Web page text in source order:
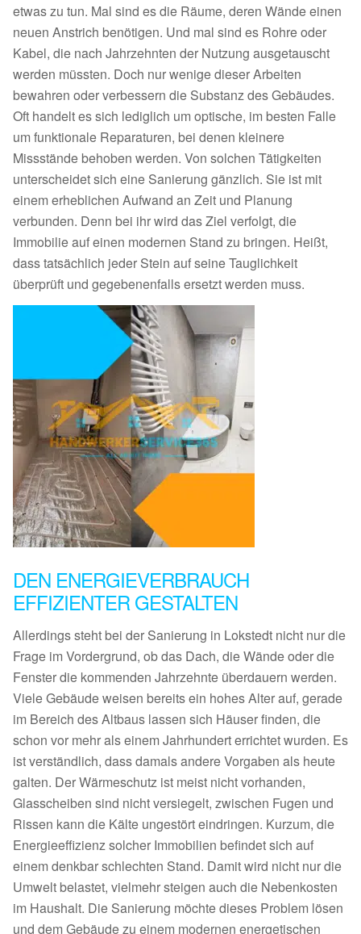
etwas zu tun. Mal sind es die Räume, deren Wände einen
neuen Anstrich benötigen. Und mal sind es Rohre oder
Kabel, die nach Jahrzehnten der Nutzung ausgetauscht
werden müssten. Doch nur wenige dieser Arbeiten
bewahren oder verbessern die Substanz des Gebäudes.
Oft handelt es sich lediglich um optische, im besten Falle
um funktionale Reparaturen, bei denen kleinere
Missstände behoben werden. Von solchen Tätigkeiten
unterscheidet sich eine Sanierung gänzlich. Sie ist mit
einem erheblichen Aufwand an Zeit und Planung
verbunden. Denn bei ihr wird das Ziel verfolgt, die
Immobilie auf einen modernen Stand zu bringen. Heißt,
dass tatsächlich jeder Stein auf seine Tauglichkeit
überprüft und gegebenenfalls ersetzt werden muss.
DEN ENERGIEVERBRAUCH
EFFIZIENTER GESTALTEN
Allerdings steht bei der Sanierung in Lokstedt nicht nur die
Frage im Vordergrund, ob das Dach, die Wände oder die
Fenster die kommenden Jahrzehnte überdauern werden.
Viele Gebäude weisen bereits ein hohes Alter auf, gerade
im Bereich des Altbaus lassen sich Häuser finden, die
schon vor mehr als einem Jahrhundert errichtet wurden. Es
ist verständlich, dass damals andere Vorgaben als heute
galten. Der Wärmeschutz ist meist nicht vorhanden,
Glasscheiben sind nicht versiegelt, zwischen Fugen und
Rissen kann die Kälte ungestört eindringen. Kurzum, die
Energieeffizienz solcher Immobilien befindet sich auf
einem denkbar schlechten Stand. Damit wird nicht nur die
Umwelt belastet, vielmehr steigen auch die Nebenkosten
im Haushalt. Die Sanierung möchte dieses Problem lösen
und dem Gebäude zu einem modernen energetischen